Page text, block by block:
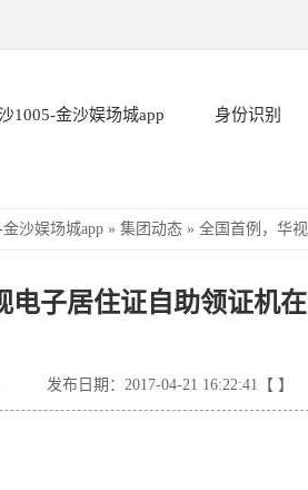
1005-金沙娱场城app 身份识别
沙娱场城app » 集团动态 » 全国首例，华
电子居住证自助领证机
发布日期：2017-04-21 16:22:41【 】